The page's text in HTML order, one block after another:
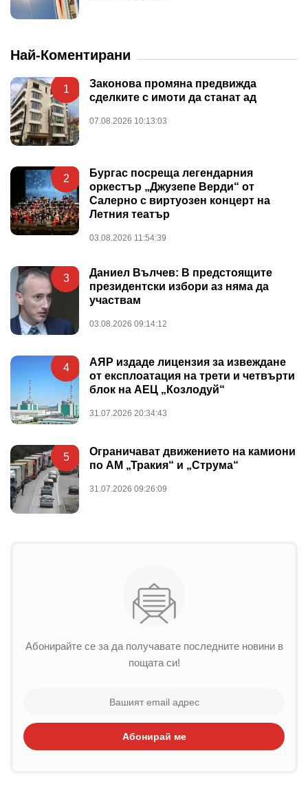
Най-Коментирани
1
Законова промяна предвижда
сделките с имоти да станат ад
07.08.2026 10:13:03
2
Бургас посреща легендарния
оркестър „Джузепе Верди“ от
Салерно с виртуозен концерт на
Летния театър
03.08.2026 11:54:39
3
Даниел Вълчев: В предстоящите
президентски избори аз няма да
участвам
03.08.2026 09:14:12
4
АЯР издаде лицензия за извеждане
от експлоатация на трети и четвърти
блок на АЕЦ „Козлодуй“
31.07.2026 20:34:43
5
Ограничават движението на камиони
по АМ „Тракия“ и „Струма“
31.07.2026 09:26:09
Абонирайте се за да получавате последните новини в
пощата си!
Абонирай ме